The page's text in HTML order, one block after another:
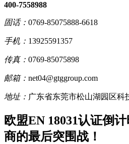
400-7558988
固话： 0769-85075888-6618
手机： 13925591357
传真： 0769-85075898
邮箱： net04@gtggroup.com
地址： 广东省东莞市松山湖园区科
欧盟EN 18031认证倒
商的最后突围战！